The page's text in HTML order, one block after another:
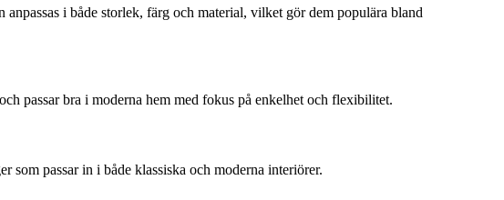
i både storlek, färg och material, vilket gör dem populära bland
passar bra i moderna hem med fokus på enkelhet och flexibilitet.
passar in i både klassiska och moderna interiörer.